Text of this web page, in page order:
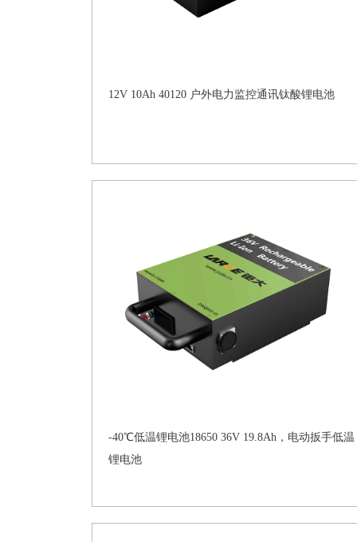
12V 10Ah 40120 户外电力监控通讯钛酸锂电池
-40℃低温锂电池18650 36V 19.8Ah，电动扳手低温
锂电池